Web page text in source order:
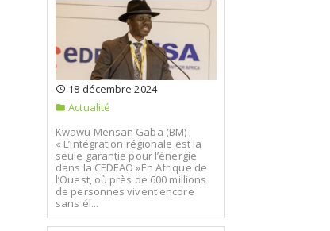
18 décembre 2024
Actualité
Kwawu Mensan Gaba (BM) :
« L’intégration régionale est la
seule garantie pour l’énergie
dans la CEDEAO »En Afrique de
l’Ouest, où près de 600 millions
de personnes vivent encore
sans él...